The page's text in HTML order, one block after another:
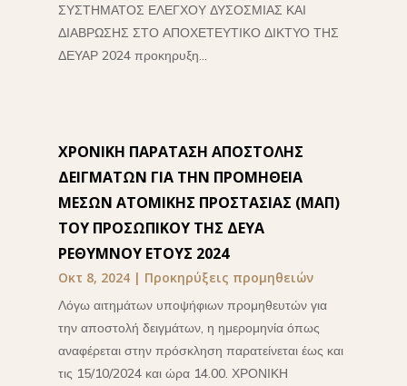
ΣΥΣΤΗΜΑΤΟΣ ΕΛΕΓΧΟΥ ΔΥΣΟΣΜΙΑΣ ΚΑΙ
ΔΙΑΒΡΩΣΗΣ ΣΤΟ ΑΠΟΧΕΤΕΥΤΙΚΟ ΔΙΚΤΥΟ ΤΗΣ
ΔΕΥΑΡ 2024 προκηρυξη...
ΧΡΟΝΙΚΗ ΠΑΡΑΤΑΣΗ ΑΠΟΣΤΟΛΗΣ
ΔΕΙΓΜΑΤΩΝ ΓΙΑ ΤΗΝ ΠΡΟΜΗΘΕΙΑ
ΜΕΣΩΝ ΑΤΟΜΙΚΗΣ ΠΡΟΣΤΑΣΙΑΣ (ΜΑΠ)
ΤΟΥ ΠΡΟΣΩΠΙΚΟΥ ΤΗΣ ΔΕΥΑ
ΡΕΘΥΜΝΟΥ ΕΤΟΥΣ 2024
Οκτ 8, 2024| Προκηρύξεις προμηθειών
Λόγω αιτημάτων υποψήφιων προμηθευτών για
την αποστολή δειγμάτων, η ημερομηνία όπως
αναφέρεται στην πρόσκληση παρατείνεται έως και
τις 15/10/2024 και ώρα 14.00. ΧΡΟΝΙΚΗ